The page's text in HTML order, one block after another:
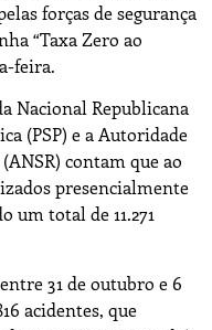
forças de segurança
“Taxa Zero ao
feira.
Nacional Republicana
(PSP) e a Autoridade
contam que ao
presencialmente
um total de 11.271
31 de outubro e 6
acidentes, que